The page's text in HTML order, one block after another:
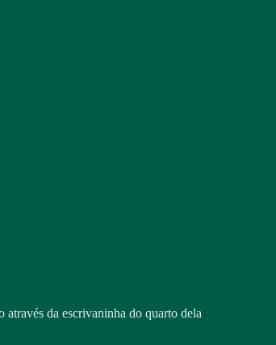
através da escrivaninha do quarto dela